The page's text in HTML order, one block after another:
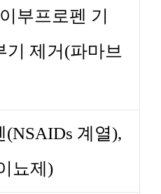
부프로펜 기
기 제거(파마브
(NSAIDs 계열),
뇨제)